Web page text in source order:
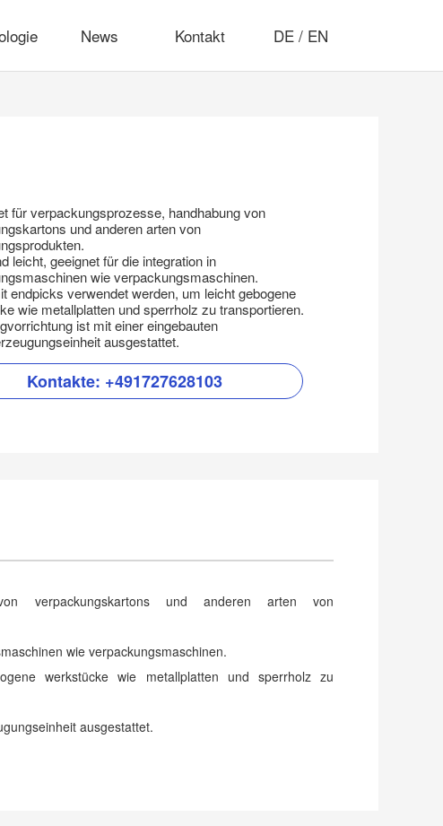
News Kontakt DE / EN
für verpackungsprozesse, handhabung von
und anderen arten von
leicht, geeignet für die integration in
wie verpackungsmaschinen.
endpicks verwendet werden, um leicht gebogene
wie metallplatten und sperrholz zu transportieren.
ist mit einer eingebauten
ausgestattet.
Kontakte: +491727628103
verpackungskartons und anderen arten von
wie verpackungsmaschinen.
werkstücke wie metallplatten und sperrholz zu
ausgestattet.